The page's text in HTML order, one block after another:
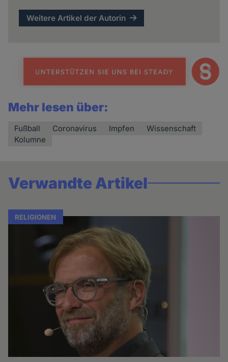
Weitere Artikel der Autorin
Mehr lesen über:
Fußball Coronavirus Impfen
Wissenschaft
Kolumne
Verwandte Artikel
RELIGIONEN